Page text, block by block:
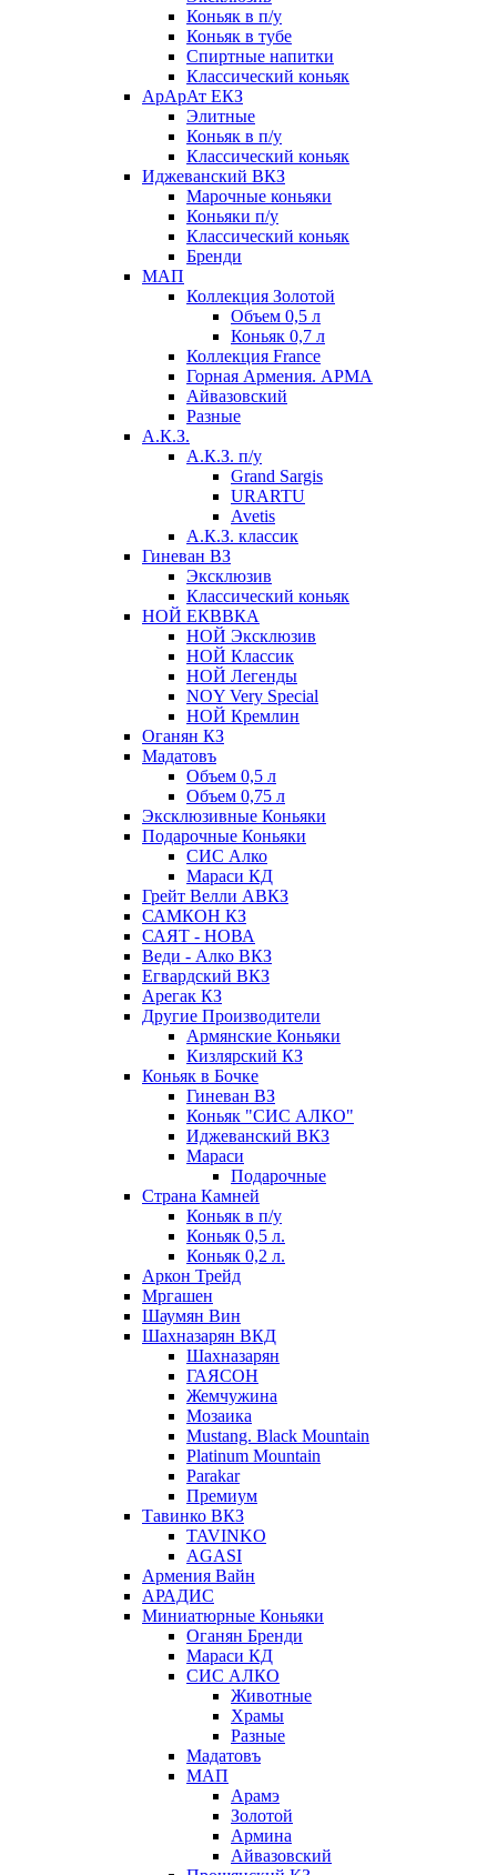
Коньяк в п/у
Коньяк в тубе
Спиртные напитки
Классический коньяк
АрАрАт ЕКЗ
Элитные
Коньяк в п/у
Классический коньяк
Иджеванский ВКЗ
Марочные коньяки
Коньяки п/у
Классический коньяк
Бренди
МАП
Коллекция Золотой
Объем 0,5 л
Коньяк 0,7 л
Коллекция France
Горная Армения. АРМА
Айвазовский
Разные
А.К.З.
А.К.З. п/у
Grand Sargis
URARTU
Avetis
А.К.З. классик
Гиневан ВЗ
Эксклюзив
Классический коньяк
НОЙ ЕКВВКА
НОЙ Эксклюзив
НОЙ Классик
НОЙ Легенды
NOY Very Speсial
НОЙ Кремлин
Оганян КЗ
Мадатовъ
Объем 0,5 л
Объем 0,75 л
Эксклюзивные Коньяки
Подарочные Коньяки
СИС Алко
Мараси КД
Грейт Велли АВКЗ
САМКОН КЗ
САЯТ - НОВА
Веди - Алко ВКЗ
Егвардский ВКЗ
Арегак КЗ
Другие Производители
Армянские Коньяки
Кизлярский КЗ
Коньяк в Бочке
Гиневан ВЗ
Коньяк "СИС АЛКО"
Иджеванский ВКЗ
Мараси
Подарочные
Страна Камней
Коньяк в п/у
Коньяк 0,5 л.
Коньяк 0,2 л.
Аркон Трейд
Мргашен
Шаумян Вин
Шахназарян ВКД
Шахназарян
ГАЯСОН
Жемчужина
Мозаика
Mustang. Black Mountain
Platinum Mountain
Parakar
Премиум
Тавинко ВКЗ
TAVINKO
AGASI
Армения Вайн
АРАДИС
Миниатюрные Коньяки
Оганян Бренди
Мараси КД
СИС АЛКО
Животные
Храмы
Разные
Мадатовъ
МАП
Арамэ
Золотой
Армина
Айвазовский